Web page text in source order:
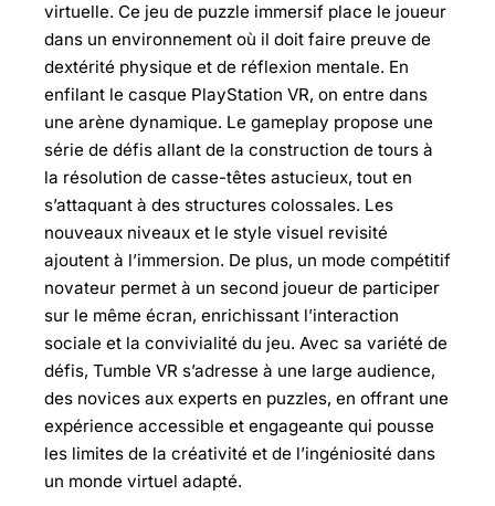
virtuelle. Ce jeu de puzzle immersif place le joueur
dans un environnement où il doit faire preuve de
dextérité physique et de réflexion mentale. En
enfilant le casque PlayStation VR, on entre dans
une arène dynamique. Le gameplay propose une
série de défis allant de la construction de tours à
la résolution de casse-têtes astucieux, tout en
s’attaquant à des structures colossales. Les
nouveaux niveaux et le style visuel revisité
ajoutent à l’immersion. De plus, un mode compétitif
novateur permet à un second joueur de participer
sur le même écran, enrichissant l’interaction
sociale et la convivialité du jeu. Avec sa variété de
défis, Tumble VR s’adresse à une large audience,
des novices aux experts en puzzles, en offrant une
expérience accessible et engageante qui pousse
les limites de la créativité et de l’ingéniosité dans
un monde virtuel adapté.